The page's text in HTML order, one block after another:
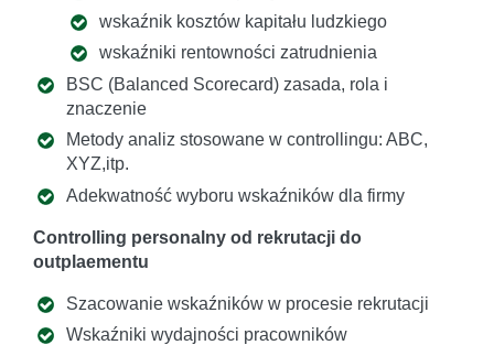
wskaźnik kosztów kapitału ludzkiego
wskaźniki rentowności zatrudnienia
BSC (Balanced Scorecard) zasada, rola i
znaczenie
Metody analiz stosowane w controllingu: ABC,
XYZ,itp.
Adekwatność wyboru wskaźników dla firmy
Controlling personalny od rekrutacji do
outplaementu
Szacowanie wskaźników w procesie rekrutacji
Wskaźniki wydajności pracowników